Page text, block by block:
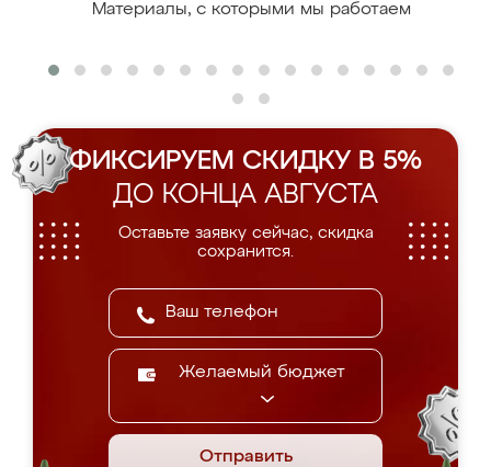
Материалы, с которыми мы работаем
ФИКСИРУЕМ СКИДКУ В 5%
ДО КОНЦА АВГУСТА
Оставьте заявку сейчас, скидка
сохранится.
Желаемый бюджет
Отправить